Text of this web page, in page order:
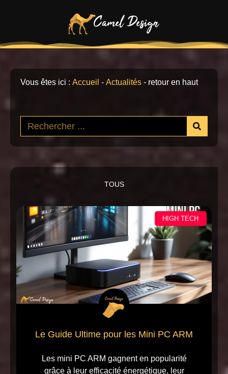
Vous êtes ici : Accueil - Actualités - retour en haut
TOUS
HIGH TECH
Le Guide Ultime pour les Mini PC ARM
Les mini PC ARM gagnent en popularité
grâce à leur efficacité énergétique, leur